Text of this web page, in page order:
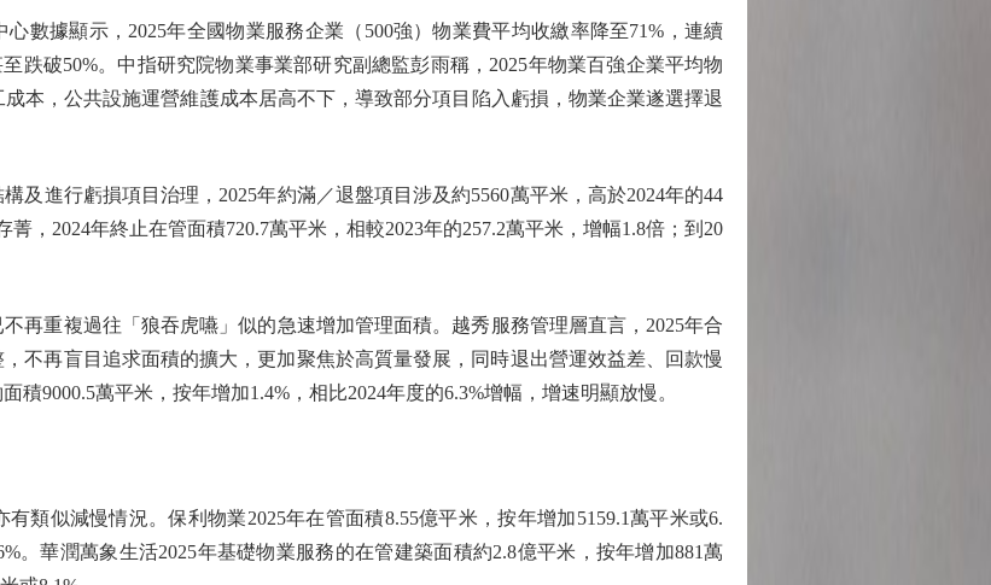
據顯示，2025年全國物業服務企業（500強）物業費平均收繳率降至71%，連續
跌破50%。中指研究院物業事業部研究副總監彭雨稱，2025年物業百強企業平均物
本，公共設施運營維護成本居高不下，導致部分項目陷入虧損，物業企業遂選擇退
進行虧損項目治理，2025年約滿／退盤項目涉及約5560萬平米，高於2024年的44
，2024年終止在管面積720.7萬平米，相較2023年的257.2萬平米，增幅1.8倍；到20
重複過往「狼吞虎嚥」似的急速增加管理面積。越秀服務管理層直言，2025年合
不再盲目追求面積的擴大，更加聚焦於高質量發展，同時退出營運效益差、回款慢
積9000.5萬平米，按年增加1.4%，相比2024年度的6.3%增幅，增速明顯放慢。
似減慢情況。保利物業2025年在管面積8.55億平米，按年增加5159.1萬平米或6.
。華潤萬象生活2025年基礎物業服務的在管建築面積約2.8億平米，按年增加881萬